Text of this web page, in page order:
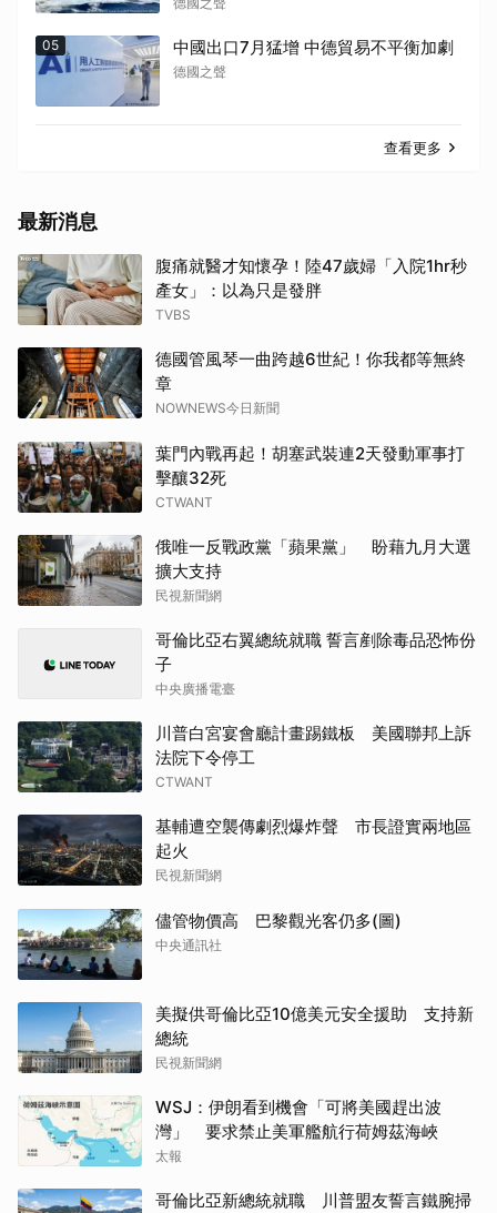
05 中國出口7月猛增 中德貿易不平衡加劇
德國之聲
查看更多
最新消息
腹痛就醫才知懷孕！陸47歲婦「入院1hr秒
產女」：以為只是發胖
TVBS
德國管風琴一曲跨越6世紀！你我都等無終
章
NOWNEWS今日新聞
葉門內戰再起！胡塞武裝連2天發動軍事打
擊釀32死
CTWANT
俄唯一反戰政黨「蘋果黨」 盼藉九月大選
擴大支持
民視新聞網
哥倫比亞右翼總統就職 誓言剷除毒品恐怖份
子
中央廣播電臺
川普白宮宴會廳計畫踢鐵板 美國聯邦上訴
法院下令停工
CTWANT
基輔遭空襲傳劇烈爆炸聲 市長證實兩地區
起火
民視新聞網
儘管物價高 巴黎觀光客仍多(圖)
中央通訊社
美擬供哥倫比亞10億美元安全援助 支持新
總統
民視新聞網
WSJ：伊朗看到機會「可將美國趕出波
灣」 要求禁止美軍艦航行荷姆茲海峽
太報
哥倫比亞新總統就職 川普盟友誓言鐵腕掃